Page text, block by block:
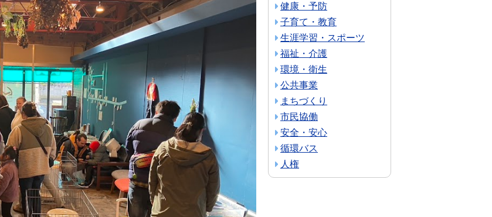
健康・予防
子育て・教育
生涯学習・スポーツ
福祉・介護
環境・衛生
公共事業
まちづくり
市民協働
安全・安心
循環バス
人権